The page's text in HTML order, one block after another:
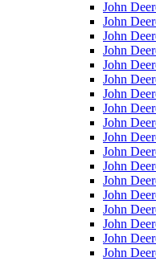
John
John
John
John
John
John
John
John
John
John
John
John
John
John
John
John
John
John